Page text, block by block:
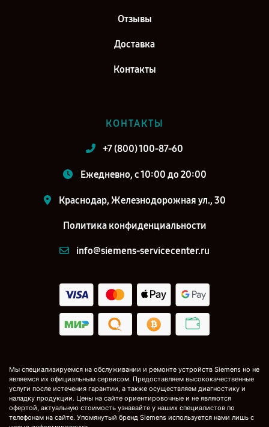
Отзывы
Доставка
Контакты
КОНТАКТЫ
+7 (800) 100-87-60
Ежедневно, с 10:00 до 20:00
Краснодар, Железнодорожная ул., 30
Политика конфиденциальности
info@siemens-servicecenter.ru
Мы специализируемся на обслуживании и ремонте устройств Siemens но не
являемся их официальным сервисом. Предоставляем высококачественные
услуги после истечения гарантии, а также осуществляем диагностику и
наладку продукции. Цены на сайте ориентировочные и не являются
офертой, актуальную стоимость узнавайте у наших специалистов по
телефонам на сайте. Упомянутый бренд Siemens используется нами лишь с